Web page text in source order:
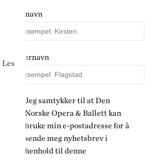
Fornavn
Etternavn
Jeg samtykker til at Den
Norske Opera & Ballett kan
bruke min e-postadresse for å
sende meg nyhetsbrev i
henhold til denne
Les